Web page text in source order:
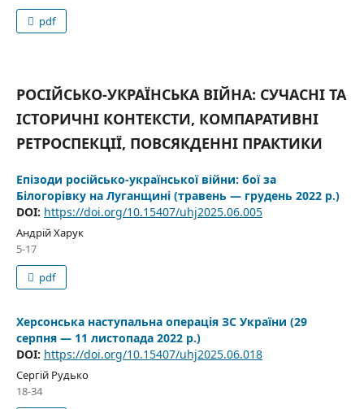
pdf
РОСІЙСЬКО-УКРАЇНСЬКА ВІЙНА: СУЧАСНІ ТА
ІСТОРИЧНІ КОНТЕКСТИ, КОМПАРАТИВНІ
РЕТРОСПЕКЦІЇ, ПОВСЯКДЕННІ ПРАКТИКИ
Епізоди російсько-української війни: бої за
Білогорівку на Луганщині (травень — грудень 2022 р.)
DOI: https://doi.org/10.15407/uhj2025.06.005
Андрій Харук
5-17
pdf
Херсонська наступальна операція ЗС України (29
серпня — 11 листопада 2022 р.)
DOI: https://doi.org/10.15407/uhj2025.06.018
Сергій Рудько
18-34